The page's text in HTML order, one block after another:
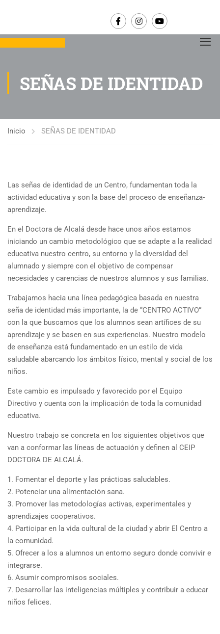
SEÑAS DE IDENTIDAD
Inicio SEÑAS DE IDENTIDAD
Las señas de identidad de un Centro, fundamentan toda la
actividad educativa y son la base del proceso de enseñanza-
aprendizaje.
En el Doctora de Alcalá desde hace unos años estamos
iniciando un cambio metodológico que se adapte a la realidad
educativa nuestro centro, su entorno y la diversidad del
alumnado y siempre con el objetivo de compensar
necesidades y carencias de nuestros alumnos y sus familias.
Trabajamos hacia una línea pedagógica basada en nuestra
seña de identidad más importante, la de “CENTRO ACTIVO”
con la que buscamos que los alumnos sean artífices de su
aprendizaje y se basen en sus experiencias. Nuestro modelo
de enseñanza está fundamentado en un estilo de vida
saludable abarcando los ámbitos físico, mental y social de los
niños.
Este cambio es impulsado y favorecido por el Equipo
Directivo y cuenta con la implicación de toda la comunidad
educativa.
Nuestro trabajo se concreta en los siguientes objetivos que
van a conformar las líneas de actuación y definen al CEIP
DOCTORA DE ALCALÁ.
1. Fomentar el deporte y las prácticas saludables.
2. Potenciar una alimentación sana.
3. Promover las metodologías activas, experimentales y
aprendizajes cooperativos.
4. Participar en la vida cultural de la ciudad y abrir El Centro a
la comunidad.
5. Ofrecer a los a alumnos un entorno seguro donde convivir e
integrarse.
6. Asumir compromisos sociales.
7. Desarrollar las inteligencias múltiples y contribuir a educar
niños felices.